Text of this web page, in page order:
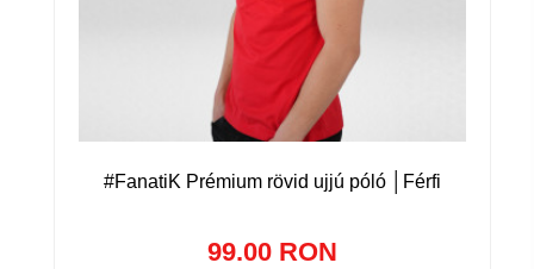
#FanatiK Prémium rövid ujjú póló │Férfi
99.00 RON